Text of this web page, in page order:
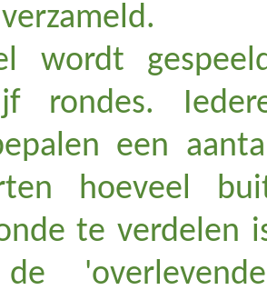
wordt
rondes.
een
hoeveel
te verdelen